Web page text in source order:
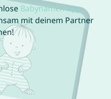
Babynamen App
mit deinem Partner